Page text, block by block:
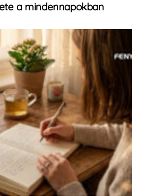
a mindennapokban